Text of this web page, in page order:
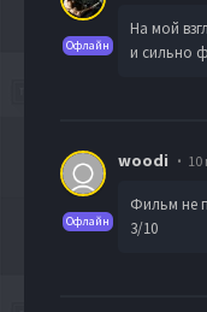
Офлайн
На мой
и сильно
Офлайн
woodi 10
Фильм не
3/10